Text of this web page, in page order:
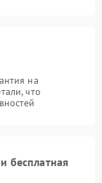
на
что
бесплатная